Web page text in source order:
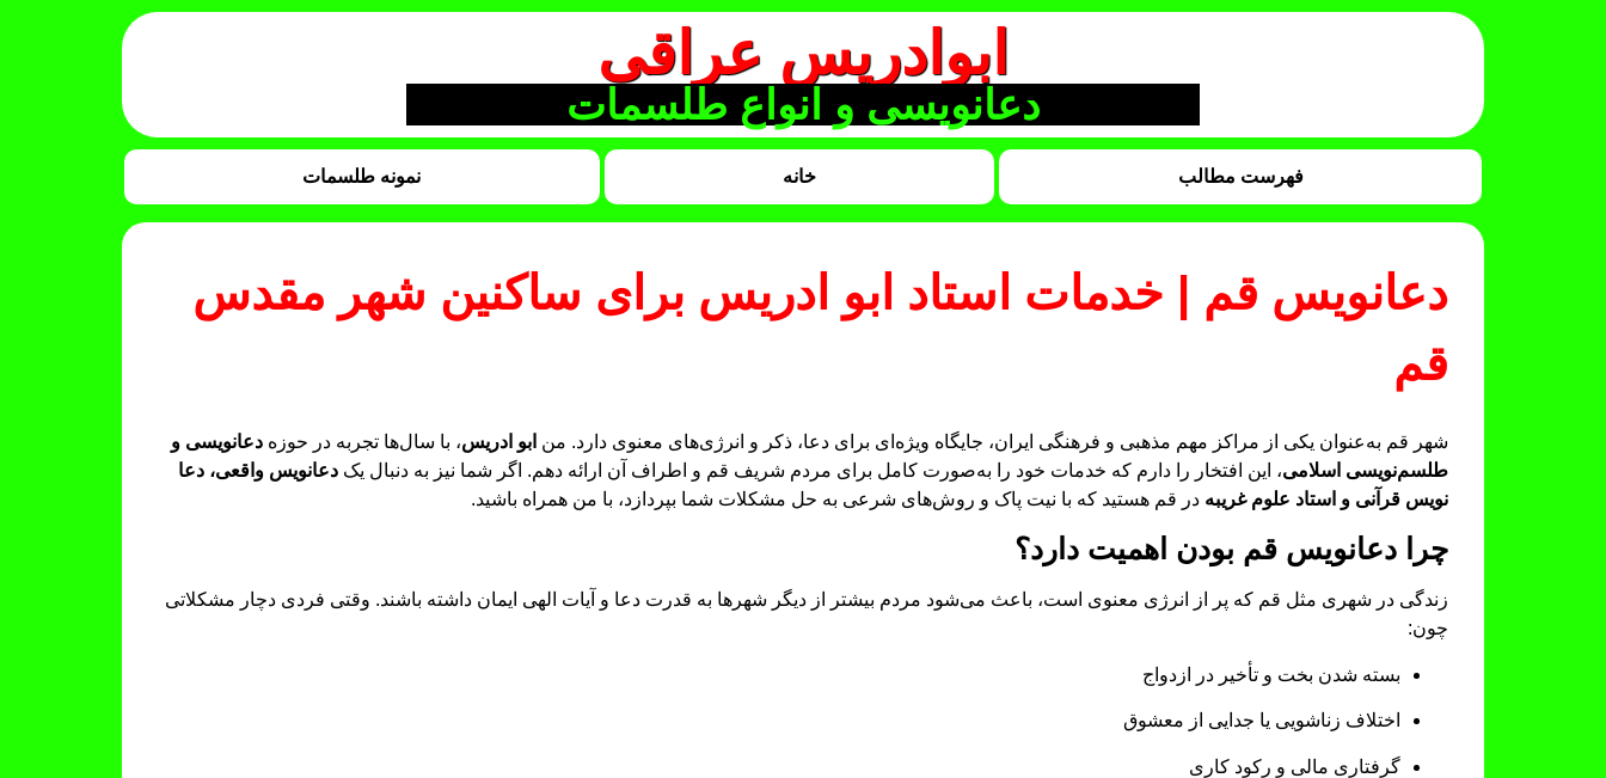
ابوادریس عراقی
دعانویسی و انواع طلسمات
فهرست مطالب خانه نمونه طلسمات
دعانویس قم | خدمات استاد ابو ادریس برای ساکنین شهر مقدس
قم
شهر قم به‌عنوان یکی از مراکز مهم مذهبی و فرهنگی ایران، جایگاه ویژه‌ای برای دعا، ذکر و انرژی‌های معنوی دارد. من ابو ادریس، با سال‌ها تجربه در حوزه دعانویسی و
طلسم‌نویسی اسلامی، این افتخار را دارم که خدمات خود را به‌صورت کامل برای مردم شریف قم و اطراف آن ارائه دهم. اگر شما نیز به دنبال یک دعانویس واقعی، دعا
نویس قرآنی و استاد علوم غریبه در قم هستید که با نیت پاک و روش‌های شرعی به حل مشکلات شما بپردازد، با من همراه باشید.
چرا دعانویس قم بودن اهمیت دارد؟
زندگی در شهری مثل قم که پر از انرژی معنوی است، باعث می‌شود مردم بیشتر از دیگر شهرها به قدرت دعا و آیات الهی ایمان داشته باشند. وقتی فردی دچار مشکلاتی
چون:
بسته شدن بخت و تأخیر در ازدواج
اختلاف زناشویی یا جدایی از معشوق
گرفتاری مالی و رکود کاری